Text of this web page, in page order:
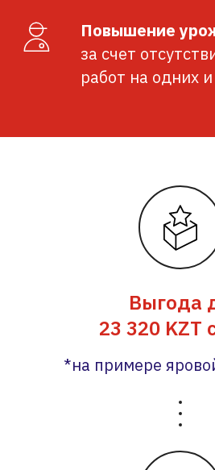
Повышение
за счет
работ на одних
Выгода
23 320 KZT
*на примере